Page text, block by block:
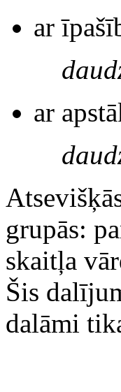
ar
ar
grupās:
skaitļa
Šis
dalāmi